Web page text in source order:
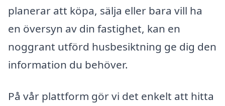
planerar att köpa, sälja eller bara vill ha
en översyn av din fastighet, kan en
noggrant utförd husbesiktning ge dig den
information du behöver.
På vår plattform gör vi det enkelt att hitta